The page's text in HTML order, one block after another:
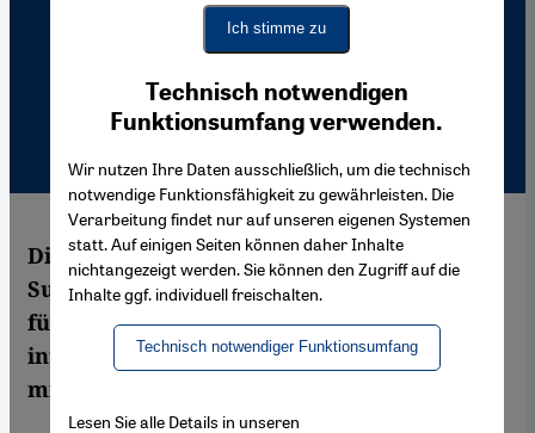
Die Umsetzung des Friedensabkommens in
Sudan ist eine gigantische Herausforderung
für Regierung und Bevölkerung am Nil. Die
internationale Gemeinschaft unterstützt
mit Geld und Arbeit.
Technisch notwendigen
Funktionsumfang verwenden.
Wir nutzen Ihre Daten ausschließlich, um die technisch
notwendige Funktionsfähigkeit zu gewährleisten. Die
Verarbeitung findet nur auf unseren eigenen Systemen
statt. Auf einigen Seiten können daher Inhalte
nichtangezeigt werden. Sie können den Zugriff auf die
Inhalte ggf. individuell freischalten.
Technisch notwendiger Funktionsumfang
Google Maps Embed
Ich stimme zu
Lesen Sie alle Details in unseren